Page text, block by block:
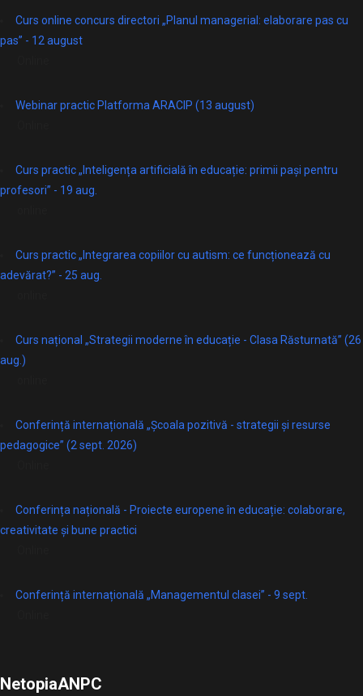
Curs online concurs directori „Planul managerial: elaborare pas cu
pas” - 12 august
Webinar practic Platforma ARACIP (13 august)
Curs practic „Inteligența artificială în educație: primii pași pentru
profesori” - 19 aug.
Curs practic „Integrarea copiilor cu autism: ce funcționează cu
adevărat?” - 25 aug.
Curs național „Strategii moderne în educație - Clasa Răsturnată” (26
aug.)
Conferință internațională „Școala pozitivă - strategii și resurse
pedagogice” (2 sept. 2026)
Conferința națională - Proiecte europene în educație: colaborare,
creativitate și bune practici
Conferință internațională „Managementul clasei” - 9 sept.
NetopiaANPC